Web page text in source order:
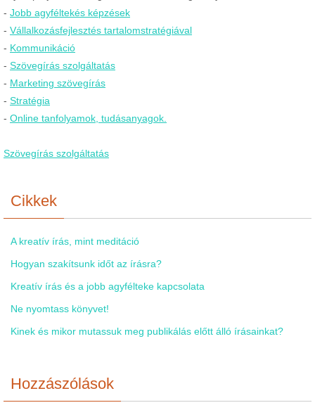
- Jobb agyféltekés képzések
- Vállalkozásfejlesztés tartalomstratégiával
- Kommunikáció
- Szövegírás szolgáltatás
- Marketing szövegírás
- Stratégia
- Online tanfolyamok, tudásanyagok.
Szövegírás szolgáltatás
Cikkek
A kreatív írás, mint meditáció
Hogyan szakítsunk időt az írásra?
Kreatív írás és a jobb agyfélteke kapcsolata
Ne nyomtass könyvet!
Kinek és mikor mutassuk meg publikálás előtt álló írásainkat?
Hozzászólások